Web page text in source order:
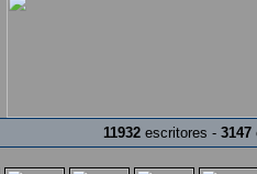
11932 escritores - 3147